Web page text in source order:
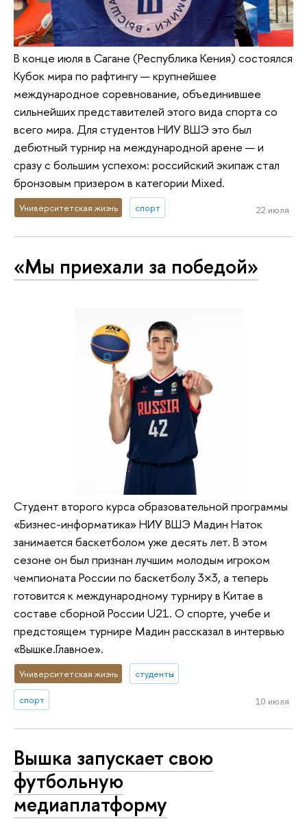
В конце июля в Сагане (Республика Кения) состоялся
Кубок мира по рафтингу — крупнейшее
международное соревнование, объединившее
сильнейших представителей этого вида спорта со
всего мира. Для студентов НИУ ВШЭ это был
дебютный турнир на международной арене — и
сразу с большим успехом: российский экипаж стал
бронзовым призером в категории Mixed.
Университетская жизнь спорт 22 июля
«Мы приехали за победой»
Студент второго курса образовательной программы
«Бизнес-информатика» НИУ ВШЭ Мадин Наток
занимается баскетболом уже десять лет. В этом
сезоне он был признан лучшим молодым игроком
чемпионата России по баскетболу 3×3, а теперь
готовится к международному турниру в Китае в
составе сборной России U21. О спорте, учебе и
предстоящем турнире Мадин рассказал в интервью
«Вышке.Главное».
Университетская жизнь студенты
спорт 10 июля
Вышка запускает свою
футбольную
медиаплатформу